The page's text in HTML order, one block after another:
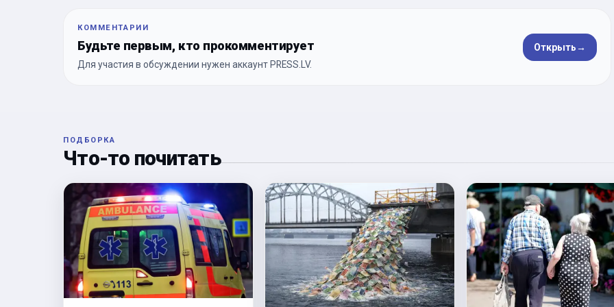
КОММЕНТАРИИ
Будьте первым, кто прокомментирует
Для участия в обсуждении нужен аккаунт PRESS.LV.
Открыть→
ПОДБОРКА
Что-то почитать